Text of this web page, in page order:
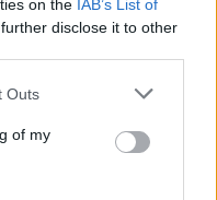
on the IAB’s List of
disclose it to other
one or more Google
You may click to
its third-party tags to
in below Google
Outs
of my